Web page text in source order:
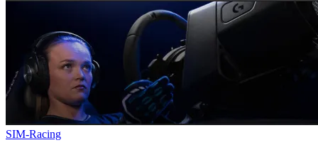
SIM-Racing